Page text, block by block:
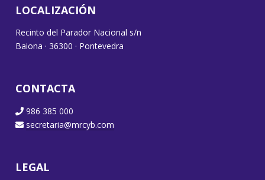
LOCALIZACIÓN
Recinto del Parador Nacional s/n
Baiona · 36300 · Pontevedra
CONTACTA
986 385 000
secretaria@mrcyb.com
LEGAL